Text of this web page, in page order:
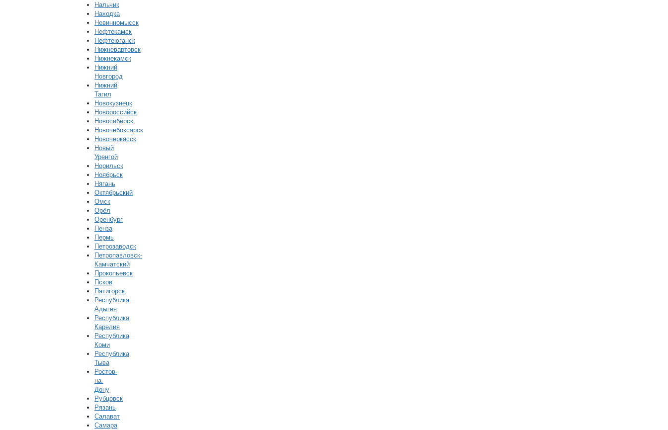
Нальчик
Находка
Невинномысск
Нефтекамск
Нефтеюганск
Нижневартовск
Нижнекамск
Нижний
Новгород
Нижний
Тагил
Новокузнецк
Новороссийск
Новосибирск
Новочебоксарск
Новочеркасск
Новый
Уренгой
Норильск
Ноябрьск
Нягань
Октябрьский
Омск
Орёл
Оренбург
Пенза
Пермь
Петрозаводск
Петропавловск-
Камчатский
Прокопьевск
Псков
Пятигорск
Республика
Адыгея
Республика
Карелия
Республика
Коми
Республика
Тыва
Ростов-
на-
Дону
Рубцовск
Рязань
Салават
Самара